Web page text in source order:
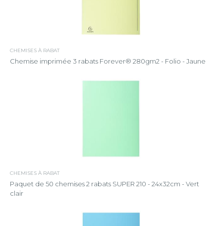
CHEMISES À RABAT
Chemise imprimée 3 rabats Forever® 280gm2 - Folio - Jaune
CHEMISES À RABAT
Paquet de 50 chemises 2 rabats SUPER 210 - 24x32cm - Vert
clair